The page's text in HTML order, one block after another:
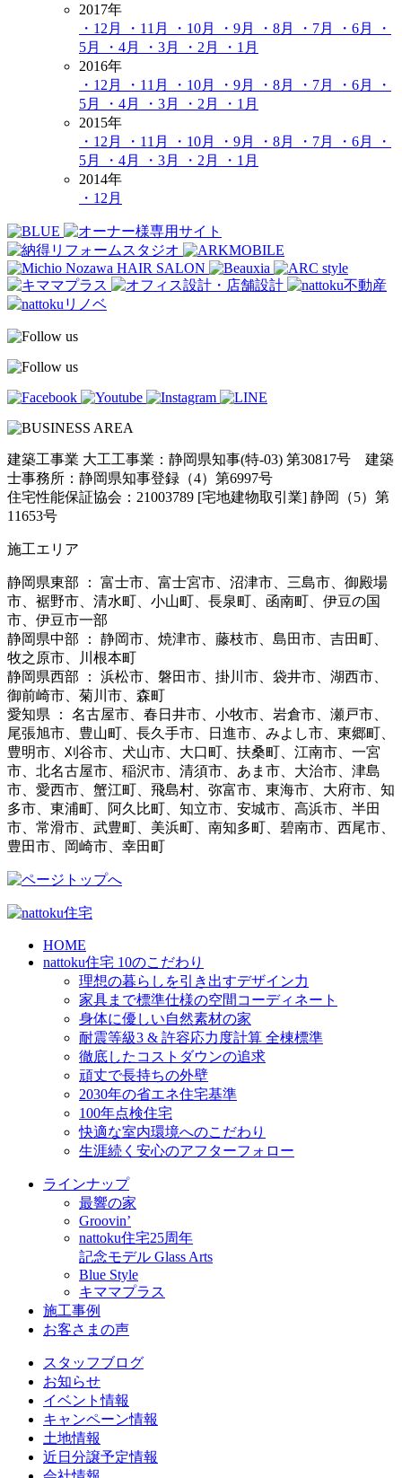
2017年
・12月
・11月 ・10月 ・9月 ・8月 ・7月 ・6月
・
5月
・4月 ・3月 ・2月
・1月
2016年
・12月
・11月 ・10月 ・9月 ・8月 ・7月 ・6月
・
5月
・4月 ・3月 ・2月
・1月
2015年
・12月
・11月 ・10月 ・9月 ・8月 ・7月 ・6月
・
5月
・4月 ・3月 ・2月
・1月
2014年
・12月
建築工事業 大工工事業：静岡県知事(特-03) 第30817号 建築
士事務所：静岡県知事登録（4）第6997号
住宅性能保証協会：21003789 [宅地建物取引業] 静岡（5）第
11653号
施工エリア
静岡県東部 ： 富士市、富士宮市、沼津市、三島市、御殿場
市、裾野市、清水町、小山町、長泉町、函南町、伊豆の国
市、伊豆市一部
静岡県中部 ： 静岡市、焼津市、藤枝市、島田市、吉田町、
牧之原市、川根本町
静岡県西部 ： 浜松市、磐田市、掛川市、袋井市、湖西市、
御前崎市、菊川市、森町
愛知県 ： 名古屋市、春日井市、小牧市、岩倉市、瀬戸市、
尾張旭市、豊山町、長久手市、日進市、みよし市、東郷町、
豊明市、刈谷市、犬山市、大口町、扶桑町、江南市、一宮
市、北名古屋市、稲沢市、清須市、あま市、大治市、津島
市、愛西市、蟹江町、飛島村、弥富市、東海市、大府市、知
多市、東浦町、阿久比町、知立市、安城市、高浜市、半田
市、常滑市、武豊町、美浜町、南知多町、碧南市、西尾市、
豊田市、岡崎市、幸田町
HOME
nattoku住宅 10のこだわり
理想の暮らしを引き出すデザイン力
家具まで標準仕様の空間コーディネート
身体に優しい自然素材の家
耐震等級3 & 許容応力度計算 全棟標準
徹底したコストダウンの追求
頑丈で長持ちの外壁
2030年の省エネ住宅基準
100年点検住宅
快適な室内環境へのこだわり
生涯続く安心のアフターフォロー
ラインナップ
最響の家
Groovin’
nattoku住宅25周年
記念モデル Glass Arts
Blue Style
キママプラス
施工事例
お客さまの声
スタッフブログ
お知らせ
イベント情報
キャンペーン情報
土地情報
近日分譲予定情報